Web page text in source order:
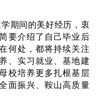
期间的美好经历，衷
要介绍了自己毕业后
何处，都将持续关注
、实习就业、基地建
校培养更多扎根基层
面振兴、鞍山高质量